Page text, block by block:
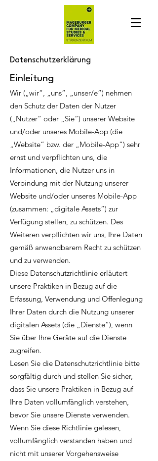
Datenschutzerklärung
Einleitung
Wir („wir“, „uns“, „unser/e“) nehmen
den Schutz der Daten der Nutzer
(„Nutzer“ oder „Sie“) unserer Website
und/oder unseres Mobile-App (die
„Website“ bzw. der „Mobile-App“) sehr
ernst und verpflichten uns, die
Informationen, die Nutzer uns in
Verbindung mit der Nutzung unserer
Website und/oder unseres Mobile-App
(zusammen: „digitale Assets“) zur
Verfügung stellen, zu schützen. Des
Weiteren verpflichten wir uns, Ihre Daten
gemäß anwendbarem Recht zu schützen
und zu verwenden.
Diese Datenschutzrichtlinie erläutert
unsere Praktiken in Bezug auf die
Erfassung, Verwendung und Offenlegung
Ihrer Daten durch die Nutzung unserer
digitalen Assets (die „Dienste“), wenn
Sie über Ihre Geräte auf die Dienste
zugreifen.
Lesen Sie die Datenschutzrichtlinie bitte
sorgfältig durch und stellen Sie sicher,
dass Sie unsere Praktiken in Bezug auf
Ihre Daten vollumfänglich verstehen,
bevor Sie unsere Dienste verwenden.
Wenn Sie diese Richtlinie gelesen,
vollumfänglich verstanden haben und
nicht mit unserer Vorgehensweise